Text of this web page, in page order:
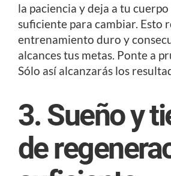
la paciencia y deja a tu
suficiente para cambiar. Esto
entrenamiento duro y
alcances tus metas. Ponte a
Sólo así alcanzarás los
3. Sueño y
de